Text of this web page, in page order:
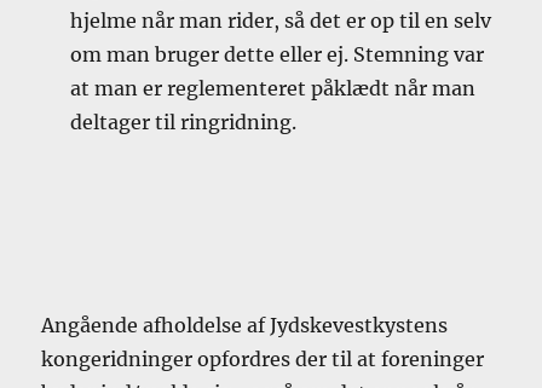
hjelme når man rider, så det er op til en selv
om man bruger dette eller ej. Stemning var
at man er reglementeret påklædt når man
deltager til ringridning.
Angående afholdelse af Jydskevestkystens
kongeridninger opfordres der til at foreninger